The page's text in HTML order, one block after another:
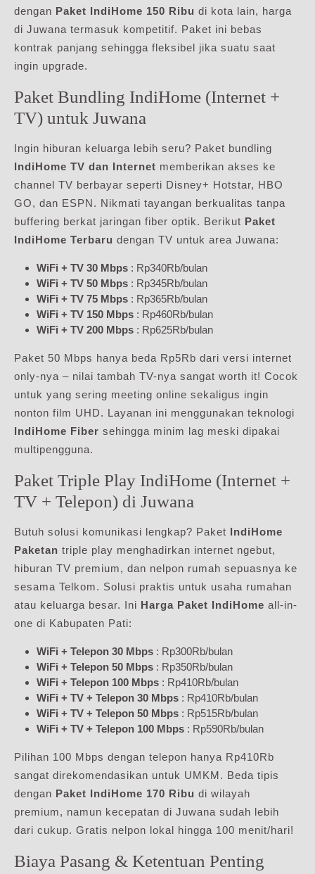
dengan Paket IndiHome 150 Ribu di kota lain, harga
di Juwana termasuk kompetitif. Paket ini bebas
kontrak panjang sehingga fleksibel jika suatu saat
ingin upgrade.
Paket Bundling IndiHome (Internet +
TV) untuk Juwana
Ingin hiburan keluarga lebih seru? Paket bundling
IndiHome TV dan Internet memberikan akses ke
channel TV berbayar seperti Disney+ Hotstar, HBO
GO, dan ESPN. Nikmati tayangan berkualitas tanpa
buffering berkat jaringan fiber optik. Berikut Paket
IndiHome Terbaru dengan TV untuk area Juwana:
WiFi + TV 30 Mbps : Rp340Rb/bulan
WiFi + TV 50 Mbps : Rp345Rb/bulan
WiFi + TV 75 Mbps : Rp365Rb/bulan
WiFi + TV 150 Mbps : Rp460Rb/bulan
WiFi + TV 200 Mbps : Rp625Rb/bulan
Paket 50 Mbps hanya beda Rp5Rb dari versi internet
only-nya – nilai tambah TV-nya sangat worth it! Cocok
untuk yang sering meeting online sekaligus ingin
nonton film UHD. Layanan ini menggunakan teknologi
IndiHome Fiber sehingga minim lag meski dipakai
multipengguna.
Paket Triple Play IndiHome (Internet +
TV + Telepon) di Juwana
Butuh solusi komunikasi lengkap? Paket IndiHome
Paketan triple play menghadirkan internet ngebut,
hiburan TV premium, dan nelpon rumah sepuasnya ke
sesama Telkom. Solusi praktis untuk usaha rumahan
atau keluarga besar. Ini Harga Paket IndiHome all-in-
one di Kabupaten Pati:
WiFi + Telepon 30 Mbps : Rp300Rb/bulan
WiFi + Telepon 50 Mbps : Rp350Rb/bulan
WiFi + Telepon 100 Mbps : Rp410Rb/bulan
WiFi + TV + Telepon 30 Mbps : Rp410Rb/bulan
WiFi + TV + Telepon 50 Mbps : Rp515Rb/bulan
WiFi + TV + Telepon 100 Mbps : Rp590Rb/bulan
Pilihan 100 Mbps dengan telepon hanya Rp410Rb
sangat direkomendasikan untuk UMKM. Beda tipis
dengan Paket IndiHome 170 Ribu di wilayah
premium, namun kecepatan di Juwana sudah lebih
dari cukup. Gratis nelpon lokal hingga 100 menit/hari!
Biaya Pasang & Ketentuan Penting